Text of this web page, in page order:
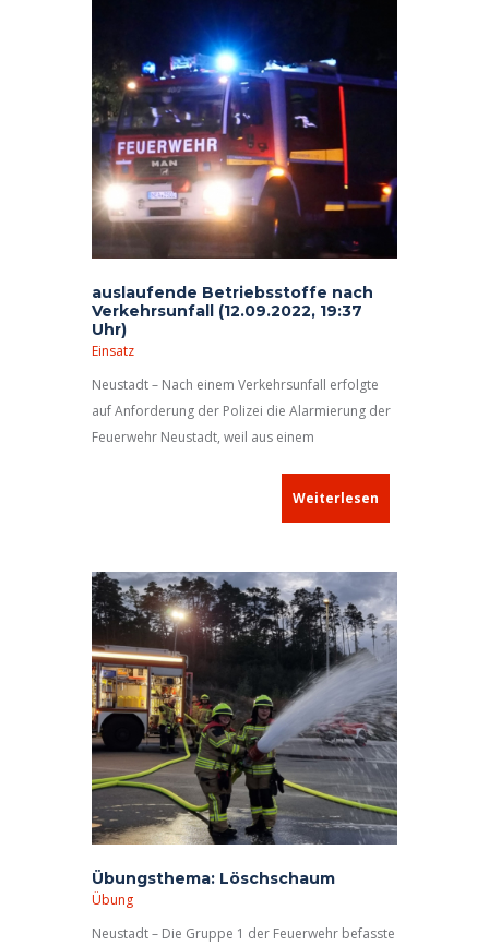
auslaufende Betriebsstoffe nach
Verkehrsunfall (12.09.2022, 19:37
Uhr)
Einsatz
Neustadt – Nach einem Verkehrsunfall erfolgte
auf Anforderung der Polizei die Alarmierung der
Feuerwehr Neustadt, weil aus einem
Weiterlesen
Übungsthema: Löschschaum
Übung
Neustadt – Die Gruppe 1 der Feuerwehr befasste